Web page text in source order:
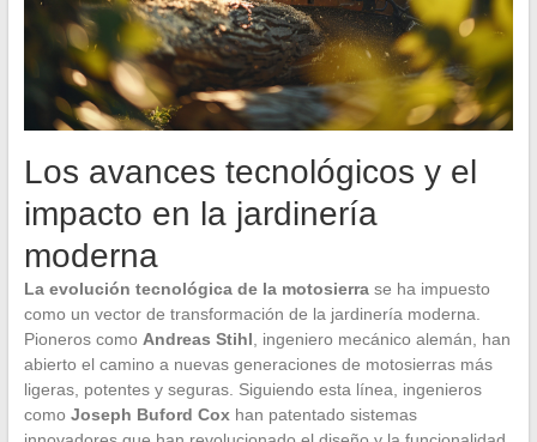
Los avances tecnológicos y el
impacto en la jardinería
moderna
La evolución tecnológica de la motosierrase ha impuesto
como un vector de transformación de la jardinería moderna.
Pioneros como Andreas Stihl , ingeniero mecánico alemán, han
abierto el camino a nuevas generaciones de motosierras más
ligeras, potentes y seguras. Siguiendo esta línea, ingenieros
como Joseph Buford Coxhan patentado sistemas